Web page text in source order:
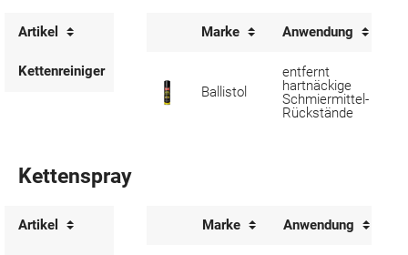
Artikel Marke Anwendung
Kettenreiniger
Ballistol
entfernt
hartnäckige
Schmiermittel-
Rückstände
Kettenspray
Artikel Marke Anwendung